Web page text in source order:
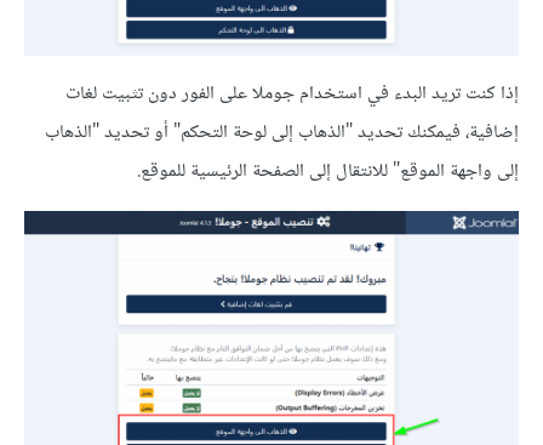
إذا كنت تريد البدء في استخدام جوملا على الفور دون تثبيت لغات
إضافية، فيمكنك تحديد "الذهاب إلى لوحة التحكم" أو تحديد "الذهاب
إلى واجهة الموقع" للانتقال إلى الصفحة الرئيسية للموقع.